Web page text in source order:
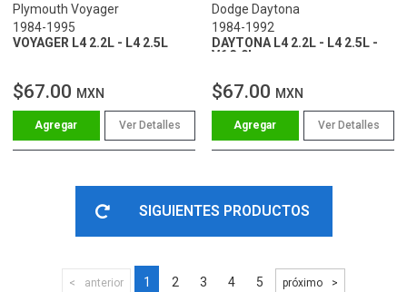
Plymouth Voyager
1984-1995
VOYAGER L4 2.2L - L4 2.5L
$67.00 MXN
Ver Detalles
Dodge Daytona
1984-1992
DAYTONA L4 2.2L - L4 2.5L -
V6 3.0L
$67.00 MXN
Ver Detalles
SIGUIENTES PRODUCTOS
anterior 1 2 3 4 5 próximo